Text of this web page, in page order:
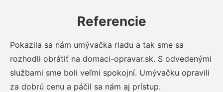
Referencie
Pokazila sa nám umývačka riadu a tak sme sa
rozhodli obrátiť na domaci-opravar.sk. S odvedenými
službami sme boli veľmi spokojní. Umývačku opravili
za dobrú cenu a páčil sa nám aj prístup.